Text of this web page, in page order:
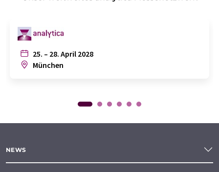
25. – 28. April 2028
München
NEWS